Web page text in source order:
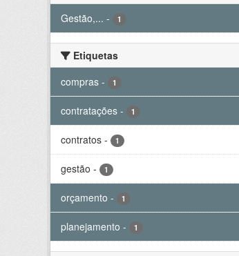
Gestão,... - 1
Etiquetas
compras - 1
contratações - 1
contratos - 1
gestão - 1
orçamento - 1
planejamento - 1